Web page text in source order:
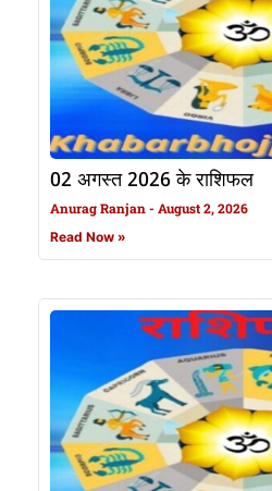
02 अगस्त 2026 के राशिफल
Anurag Ranjan August 2, 2026
Read Now »